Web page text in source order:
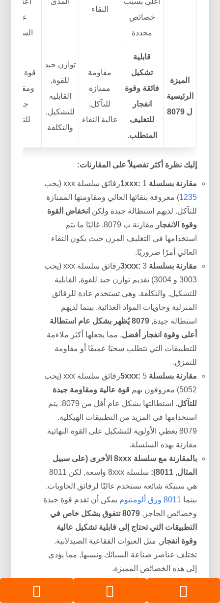
خصائص
محددة
النقاء
على
السبائك
الميزة
الرئيسية
ل 8079
قابلية
تشكيل
فائقة وقوة
انفجار
للتغليف
المتطلب.
مقاومة
ممتازة
للتآكل,
عالية النقاء
توازن جيد
للقوة,
القابلية
للتشكيل,
والتكلفة
قوة عالية
ومقاومة
جيدة
للتآكل
إليك نظرة أكثر تفصيلاً على المقارنات:
مقارنة بسلسلة 1xxx: 1رقائق سلسلة xxx (يحب
1235) معروفة بنقائها العالي ومقاومتها الممتازة
للتآكل. لديهم استطالة جيدة ولكن انخفاض القوة
وقوة الانفجار
مقارنة ب 8079. غالبًا ما يتم
استخدامها في التغليف المرن حيث يكون النقاء
العالي أمرًا ضروريًا.
مقارنة بسلسلة 3xxx:
3رقائق سلسلة xxx (يحب
3003 و 3004) تقديم توازن جيد للقوة, القابلية
للتشكيل, والتكلفة. وهي تستخدم عادة للرقائق
المنزلية وحاويات المواد الغذائية. بينما لديهم
استطالة جيدة,
8079 يُظهر بشكل عام استطالة
أعلى وقوة انفجار أفضل, مما يجعلها أكثر ملاءمة
للتطبيقات التي تتطلب سحبًا عميقًا أو مقاومة
للتمزق.
مقارنة بسلسلة 5xxx:
5رقائق سلسلة xxx (يحب
5052) معروفون بهم
قوة عالية ومقاومة جيدة
للتآكل
. استطالتها بشكل عام أقل من 8079. يتم
استخدامها في المزيد من التطبيقات الهيكلية.
8079 يعطي الأولوية للتشكيل على القوة النهائية
مقارنة بهذه السلسلة.
بالمقارنة مع سلسلة 8xxx الأخرى (على سبيل
المثال, 8011):
سلسلة 8xxx واسعة, لكن 8011
هي سبيكة شائعة تستخدم غالبًا لرقائق الحاويات.
بينما 8011 ورق ألومنيوم
يمكن أن تقدم قوة جيدة
وخصائص الحاجز,
8079 تتفوق بشكل خاص في
التطبيقات التي تحتاج إلى قابلية تشكيل عالية
وقوة انفجار , مثل العبوات الفقاعية الصيدلانية.
تختلف عناصر صناعة السبائك ونسبها, مما يؤدي
إلى هذه الخصائص المميزة.
استطالة استثنائية
وقوة انفجار جيدة
, مما يجعلها مثالية للتطبيقات التي